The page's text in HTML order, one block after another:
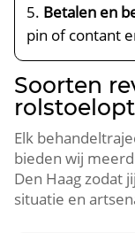
Betalen en
pin of contant
Soorten
Elk
bieden wij
Den Haag zodat
situatie en